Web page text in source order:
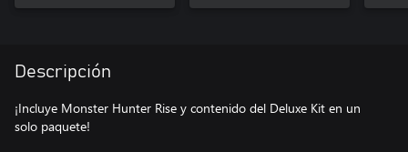
Descripción
¡Incluye Monster Hunter Rise y contenido del Deluxe Kit en un
solo paquete!